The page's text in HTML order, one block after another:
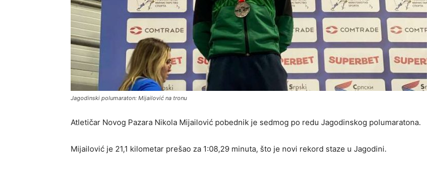
Jagodinski polumaraton: Mijailović na tronu
Atletičar Novog Pazara Nikola Mijailović pobednik je sedmog po redu Jagodinskog polumaratona.
Mijailović je 21,1 kilometar prešao za 1:08,29 minuta, što je novi rekord staze u Jagodini.